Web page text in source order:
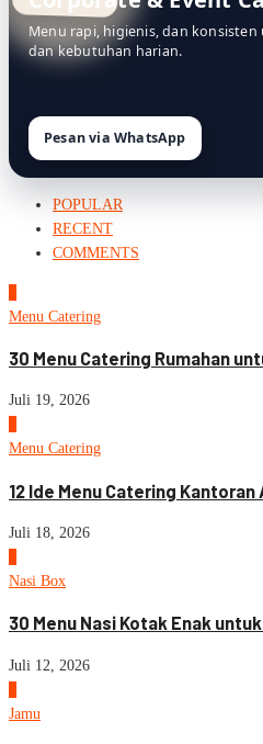
Menu rapi, higienis, dan
dan kebutuhan harian.
Pesan via WhatsApp
POPULAR
RECENT
COMMENTS
Menu Catering
30 Menu Catering Rumahan
Juli 19, 2026
Menu Catering
12 Ide Menu Catering Kantoran
Juli 18, 2026
Nasi Box
30 Menu Nasi Kotak Enak
Juli 12, 2026
Jamu